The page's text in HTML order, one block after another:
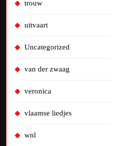
trouw
uitvaart
Uncategorized
van der zwaag
veronica
vlaamse liedjes
wnl